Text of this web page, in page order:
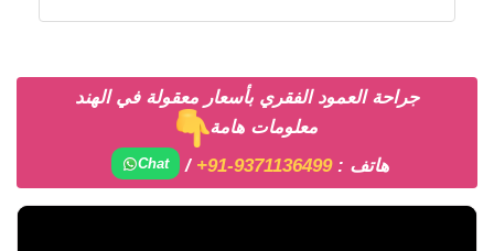
جراحة العمود الفقري بأسعار معقولة في الهند
معلومات هامة
هاتف :+91-9371136499
/
Chat